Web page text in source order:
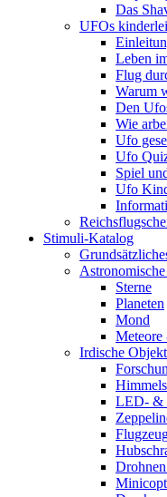
Das
UFOs
Leben
Flug
Warum
Den
Wie
Ufo
Ufo
Spiel
Ufo
Stimuli-Katalog
Sterne
Planeten
Mond
Meteore
Irdische
LED- &